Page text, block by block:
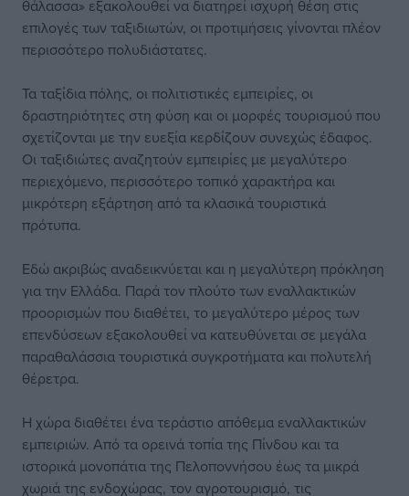
θάλασσα» εξακολουθεί να διατηρεί ισχυρή θέση στις
επιλογές των ταξιδιωτών, οι προτιμήσεις γίνονται πλέον
περισσότερο πολυδιάστατες.
Τα ταξίδια πόλης, οι πολιτιστικές εμπειρίες, οι
δραστηριότητες στη φύση και οι μορφές τουρισμού που
σχετίζονται με την ευεξία κερδίζουν συνεχώς έδαφος.
Οι ταξιδιώτες αναζητούν εμπειρίες με μεγαλύτερο
περιεχόμενο, περισσότερο τοπικό χαρακτήρα και
μικρότερη εξάρτηση από τα κλασικά τουριστικά
πρότυπα.
Εδώ ακριβώς αναδεικνύεται και η μεγαλύτερη πρόκληση
για την Ελλάδα. Παρά τον πλούτο των εναλλακτικών
προορισμών που διαθέτει, το μεγαλύτερο μέρος των
επενδύσεων εξακολουθεί να κατευθύνεται σε μεγάλα
παραθαλάσσια τουριστικά συγκροτήματα και πολυτελή
θέρετρα.
Η χώρα διαθέτει ένα τεράστιο απόθεμα εναλλακτικών
εμπειριών. Από τα ορεινά τοπία της Πίνδου και τα
ιστορικά μονοπάτια της Πελοποννήσου έως τα μικρά
χωριά της ενδοχώρας, τον αγροτουρισμό, τις